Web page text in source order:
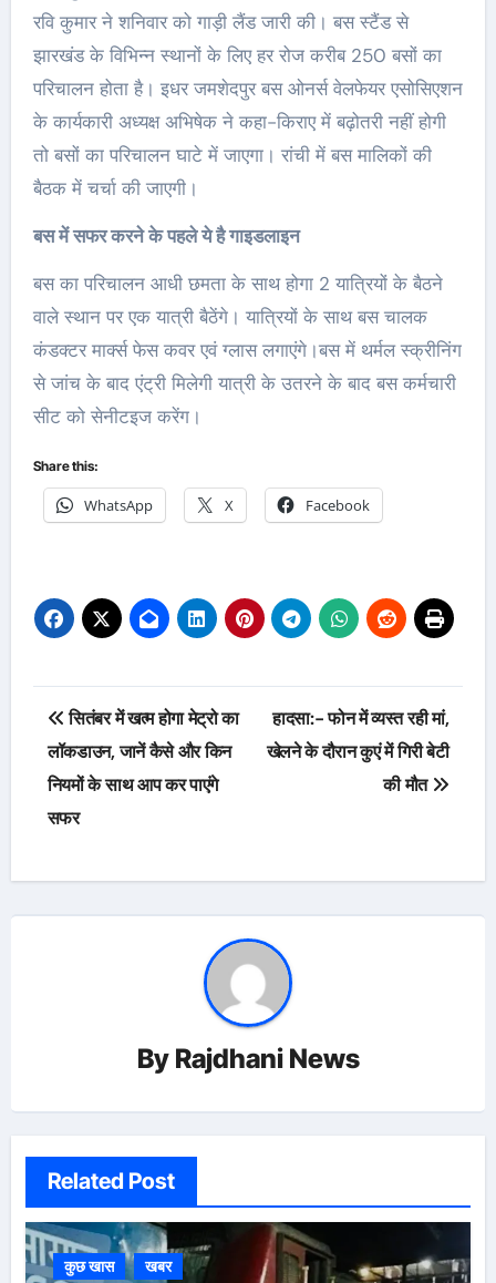
रवि कुमार ने शनिवार को गाड़ी लैंड जारी की। बस स्टैंड से
झारखंड के विभिन्न स्थानों के लिए हर रोज करीब 250 बसों का
परिचालन होता है। इधर जमशेदपुर बस ओनर्स वेलफेयर एसोसिएशन
के कार्यकारी अध्यक्ष अभिषेक ने कहा-किराए में बढ़ोतरी नहीं होगी
तो बसों का परिचालन घाटे में जाएगा। रांची में बस मालिकों की
बैठक में चर्चा की जाएगी।
बस में सफर करने के पहले ये है गाइडलाइन
बस का परिचालन आधी छमता के साथ होगा 2 यात्रियों के बैठने
वाले स्थान पर एक यात्री बैठेंगे। यात्रियों के साथ बस चालक
कंडक्टर मार्क्स फेस कवर एवं ग्लास लगाएंगे।बस में थर्मल स्क्रीनिंग
से जांच के बाद एंट्री मिलेगी यात्री के उतरने के बाद बस कर्मचारी
सीट को सेनीटइज करेंग।
Share this:
WhatsApp X Facebook
Post
navigation
सितंबर में खत्म होगा मेट्रो का
लॉकडाउन, जानें कैसे और किन
नियमों के साथ आप कर पाएंगे
सफर
हादसा:- फोन में व्यस्त रही मां,
खेलने के दौरान कुएं में गिरी बेटी
की मौत
By Rajdhani News
Related Post
कुछ खास खबर